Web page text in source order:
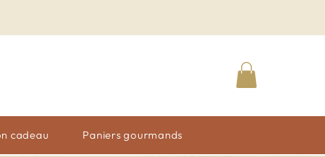
cadeau Paniers gourmands